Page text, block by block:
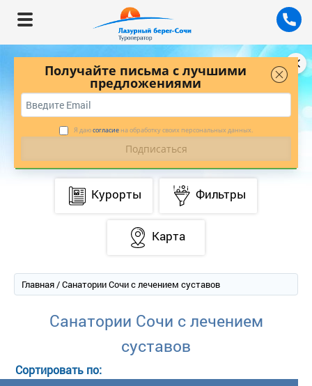
Получайте письма с лучшими
предложениями
Я даюсогласие на обработку своих персональных данных.
Курорты Фильтры
Карта
Главная/ Санатории Сочи с лечением суставо
Санатории Сочи с лечением
суставо
БУДЬТЕ В КУРСЕ ЛУЧШИХ ПРЕДЛОЖЕНИЙ
С НАШЕЙ РАССЫЛКОЙ
ПОДПИСАТЬСЯ